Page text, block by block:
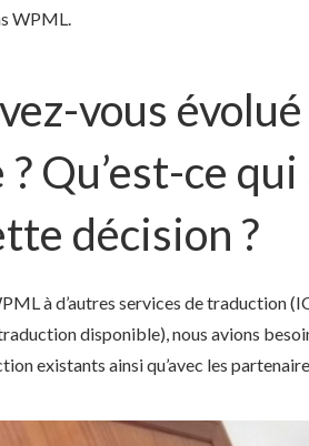
WPML.
vous évolué
Qu’est-ce qui
décision ?
à d’autres services de traduction
disponible), nous avions
existants ainsi qu’avec les